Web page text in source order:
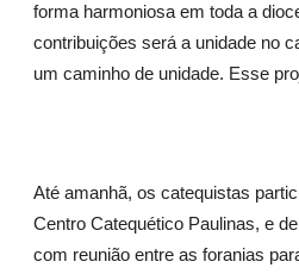
forma harmoniosa em toda a
contribuições será a unidade no
um caminho de unidade. Esse
Até amanhã, os catequistas
Centro Catequético Paulinas, e
com reunião entre as foranias